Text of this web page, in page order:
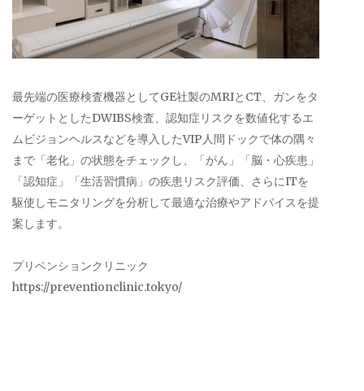
最先端の医療検査機器としてGE社製のMRIとCT、ガンをタ
ーゲットとしたDWIBS検査、認知症リスクを数値化するエ
ムビジョンヘルスなどを導入したVIP人間ドックで体の隅々
まで「老化」の状態をチェックし、「がん」「脳・心疾患」
「認知症」「生活習慣病」の疾患リスク評価、さらにITを
駆使しモニタリングを分析して最適な治療やアドバイスを提
案します。
プリベンションクリニック
https://preventionclinic.tokyo/